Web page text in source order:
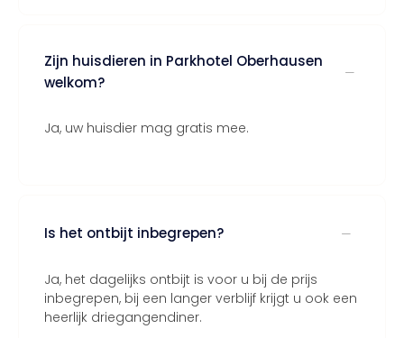
Zijn huisdieren in Parkhotel Oberhausen
welkom?
Ja, uw huisdier mag gratis mee.
Is het ontbijt inbegrepen?
Ja, het dagelijks ontbijt is voor u bij de prijs
inbegrepen, bij een langer verblijf krijgt u ook een
heerlijk driegangendiner.